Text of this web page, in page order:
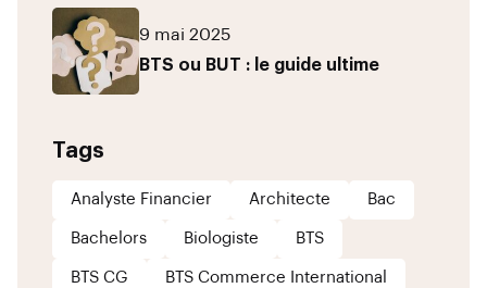
9 mai 2025
BTS ou BUT : le guide ultime
Tags
Analyste Financier Architecte Bac
Bachelors Biologiste BTS
BTS CG BTS Commerce International